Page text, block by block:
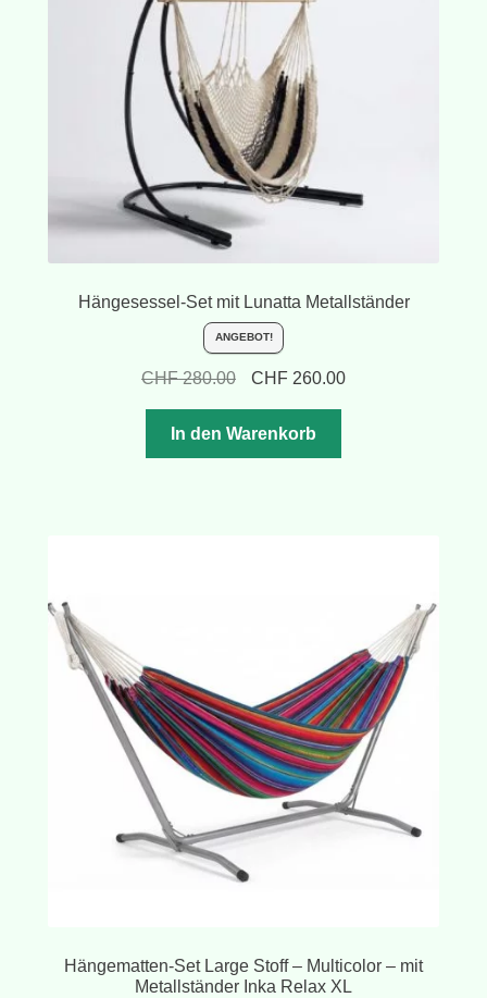
Hängesessel-Set mit Lunatta Metallständer
ANGEBOT!
CHF280.00
Ursprünglicher
war:
CHF 280.00
CHF260.00Aktueller
In den Warenkorb
Hängematten-Set Large Stoff – Multicolor – mit
Metallständer Inka Relax XL